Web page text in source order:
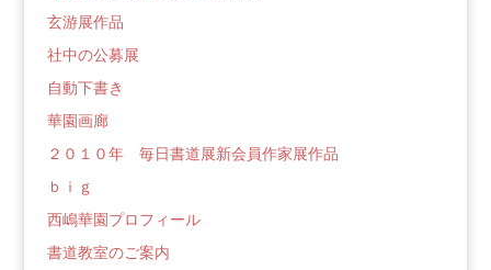
玄游展作品
社中の公募展
自動下書き
華園画廊
２０１０年 毎日書道展新会員作家展作品
ｂｉｇ
西嶋華園プロフィール
書道教室のご案内